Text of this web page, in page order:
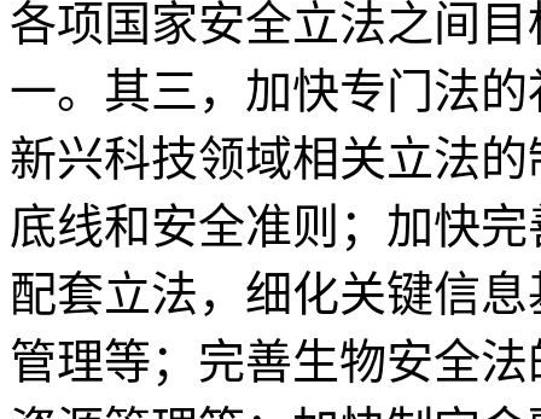
各项国家安全立法之间
一。其三，加快专门法
新兴科技领域相关立法
底线和安全准则；加快
配套立法，细化关键信
管理等；完善生物安全